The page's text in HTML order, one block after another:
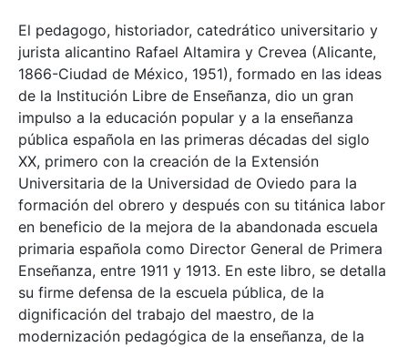
El pedagogo, historiador, catedrático universitario y
jurista alicantino Rafael Altamira y Crevea (Alicante,
1866-Ciudad de México, 1951), formado en las ideas
de la Institución Libre de Enseñanza, dio un gran
impulso a la educación popular y a la enseñanza
pública española en las primeras décadas del siglo
XX, primero con la creación de la Extensión
Universitaria de la Universidad de Oviedo para la
formación del obrero y después con su titánica labor
en beneficio de la mejora de la abandonada escuela
primaria española como Director General de Primera
Enseñanza, entre 1911 y 1913. En este libro, se detalla
su firme defensa de la escuela pública, de la
dignificación del trabajo del maestro, de la
modernización pedagógica de la enseñanza, de la